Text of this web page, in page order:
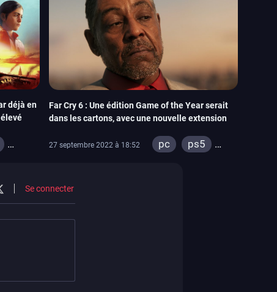
déjà en
Far Cry 6 : Une édition Game of the Year serait
dans les cartons, avec une nouvelle extension
27 septembre 2022 à 18:52 pc
ps5
Se connecter